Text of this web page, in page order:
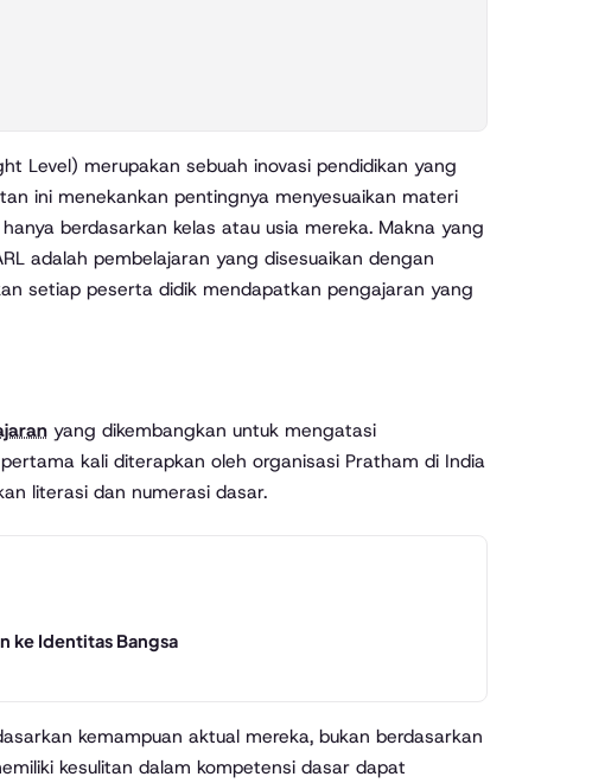
Level) merupakan sebuah inovasi pendidikan yang
ini menekankan pentingnya menyesuaikan materi
berdasarkan kelas atau usia mereka. Makna yang
adalah pembelajaran yang disesuaikan dengan
setiap peserta didik mendapatkan pengajaran yang
yang dikembangkan untuk mengatasi
kali diterapkan oleh organisasi Pratham di India
literasi dan numerasi dasar.
ke Identitas Bangsa
kemampuan aktual mereka, bukan berdasarkan
kesulitan dalam kompetensi dasar dapat